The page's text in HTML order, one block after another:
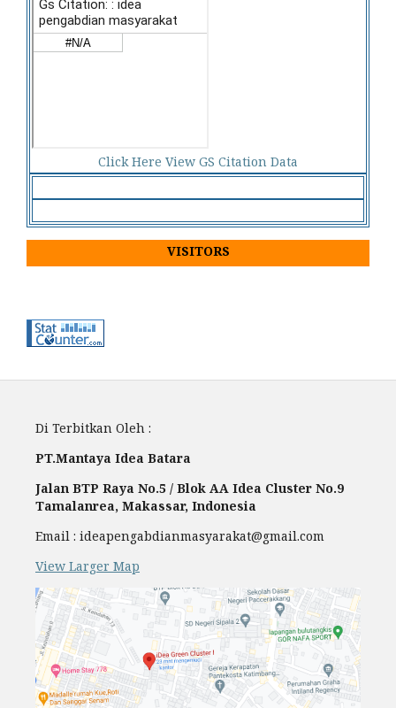
Click Here View GS Citation Data
VISITORS
Di Terbitkan Oleh :
PT.Mantaya Idea Batara
Jalan BTP Raya No.5 / Blok AA Idea Cluster No.9
Tamalanrea, Makassar, Indonesia
Email : ideapengabdianmasyarakat@gmail.com
View Larger Map